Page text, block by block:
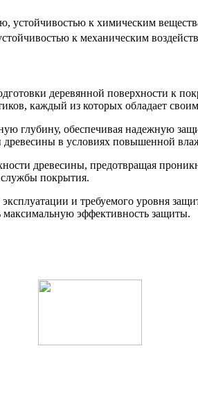
устойчивостью к химическим
к механическим
деревянной поверхности к
каждый из которых обладает
глубину, обеспечивая надежную
древесины в условиях повышенной
древесины, предотвращая
службы покрытия.
и требуемого уровня
максимальную эффективность защиты.